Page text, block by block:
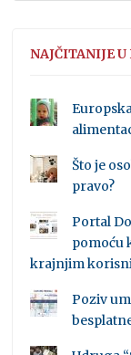
NAJČITANIJE
Što je
pravo?
Portal
pomoću
krajnjim
Poziv